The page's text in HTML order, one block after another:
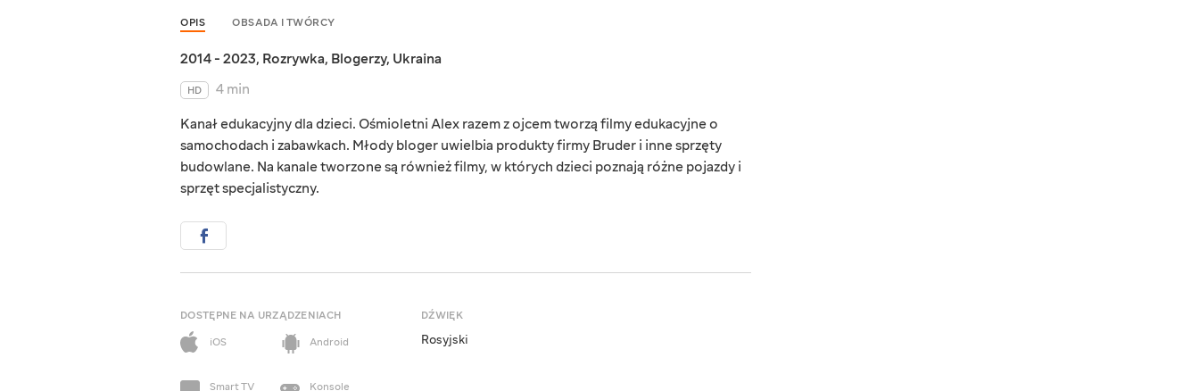
OPIS OBSADA I TWÓRCY
2014 - 2023, Rozrywka, Blogerzy, Ukraina
HD
4 min
Kanał edukacyjny dla dzieci. Ośmioletni Alex razem z ojcem tworzą filmy edukacyjne o
samochodach i zabawkach. Młody bloger uwielbia produkty firmy Bruder i inne sprzęty
budowlane. Na kanale tworzone są również filmy, w których dzieci poznają różne pojazdy i
sprzęt specjalistyczny.
DOSTĘPNE NA URZĄDZENIACH
iOS
Android
Smart TV Konsole
DŹWIĘK
Rosyjski